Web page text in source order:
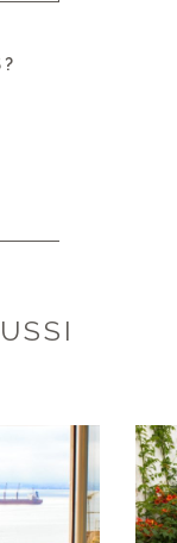
?